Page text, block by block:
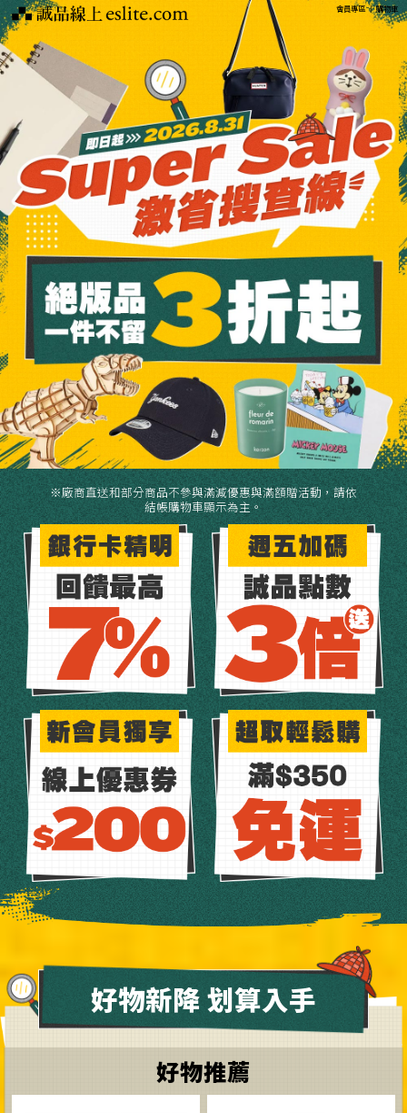
會員專區｜購物車
※廠商直送和部分商品不參與滿減優惠與滿額贈活動，請依
結帳購物車顯示為主。
好物新降 划算入手
好物推薦